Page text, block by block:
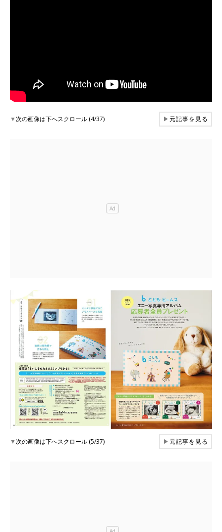
▼次の画像は下へスクロール (4/37) ▶元記事を見る
▼次の画像は下へスクロール (5/37) ▶元記事を見る